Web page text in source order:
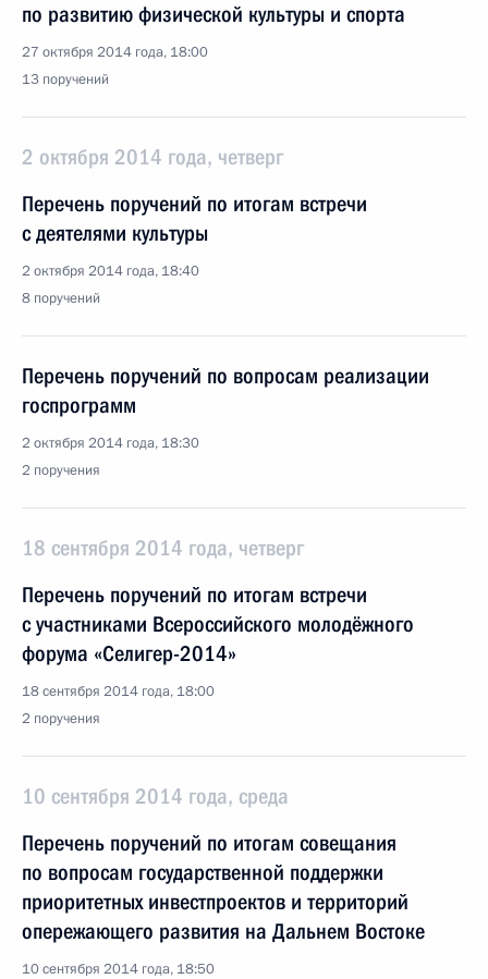
по развитию физической культуры и спорта
27 октября 2014 года, 18:00
13 поручений
2 октября 2014 года, четверг
Перечень поручений по итогам встречи
с деятелями культуры
2 октября 2014 года, 18:40
8 поручений
Перечень поручений по вопросам реализации
госпрограмм
2 октября 2014 года, 18:30
2 поручения
18 сентября 2014 года, четверг
Перечень поручений по итогам встречи
с участниками Всероссийского молодёжного
форума «Селигер-2014»
18 сентября 2014 года, 18:00
2 поручения
10 сентября 2014 года, среда
Перечень поручений по итогам совещания
по вопросам государственной поддержки
приоритетных инвестпроектов и территорий
опережающего развития на Дальнем Востоке
10 сентября 2014 года, 18:50